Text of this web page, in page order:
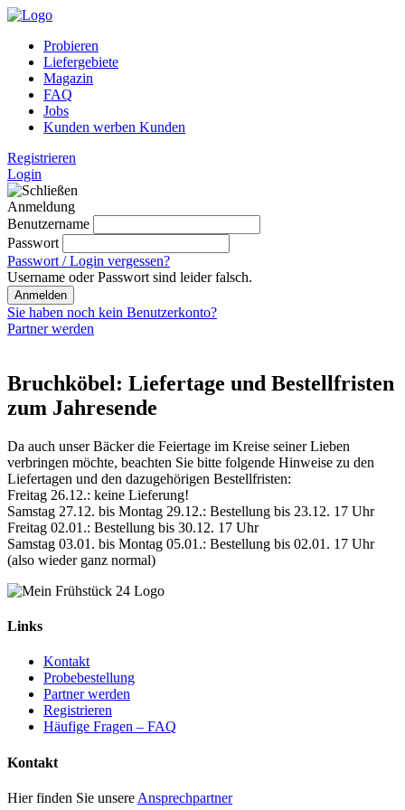
Probieren
Liefergebiete
Magazin
FAQ
Jobs
Kunden werben Kunden
Registrieren
Login
Anmeldung
Benutzername
Passwort
Passwort / Login vergessen?
Username oder Passwort sind leider falsch.
Anmelden
Sie haben noch kein Benutzerkonto?
Partner werden
Bruchköbel: Liefertage und Bestellfristen
zum Jahresende
Da auch unser Bäcker die Feiertage im Kreise seiner Lieben
verbringen möchte, beachten Sie bitte folgende Hinweise zu den
Liefertagen und den dazugehörigen Bestellfristen:
Freitag 26.12.: keine Lieferung!
Samstag 27.12. bis Montag 29.12.: Bestellung bis 23.12. 17 Uhr
Freitag 02.01.: Bestellung bis 30.12. 17 Uhr
Samstag 03.01. bis Montag 05.01.: Bestellung bis 02.01. 17 Uhr
(also wieder ganz normal)
Links
Kontakt
Probebestellung
Partner werden
Registrieren
Häufige Fragen – FAQ
Kontakt
Hier finden Sie unsere Ansprechpartner